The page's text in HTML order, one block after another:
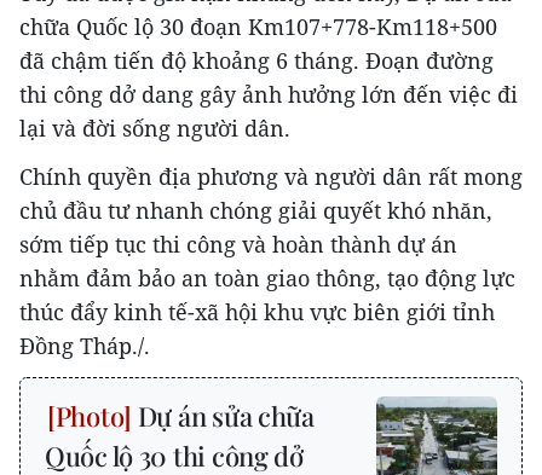
chữa Quốc lộ 30 đoạn Km107+778-Km118+500
đã chậm tiến độ khoảng 6 tháng. Đoạn đường
thi công dở dang gây ảnh hưởng lớn đến việc đi
lại và đời sống người dân.
Chính quyền địa phương và người dân rất mong
chủ đầu tư nhanh chóng giải quyết khó nhăn,
sớm tiếp tục thi công và hoàn thành dự án
nhằm đảm bảo an toàn giao thông, tạo động lực
thúc đẩy kinh tế-xã hội khu vực biên giới tỉnh
Đồng Tháp./.
Dự án sửa chữa
Quốc lộ 30 thi công dở